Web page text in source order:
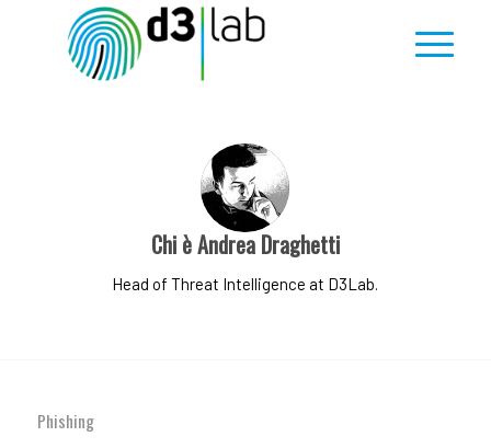
Chi èAndrea Draghetti
Head of Threat Intelligence at D3Lab.
Phishing